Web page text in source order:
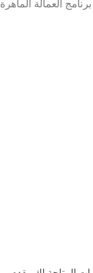
برنامج العمالة الماهرة